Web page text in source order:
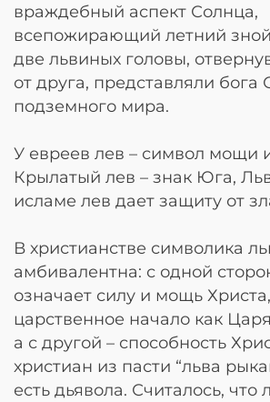
враждебный аспект Солнца,
всепожирающий летний
две львиных головы,
от друга, представляли бога
подземного мира.
У евреев лев – символ мощи
Крылатый лев – знак Юга,
исламе лев дает защиту от
В христианстве символика
амбивалентна: с одной
означает силу и мощь
царственное начало как
а с другой – способность
христиан из пасти “льва
есть дьявола. Считалось, что